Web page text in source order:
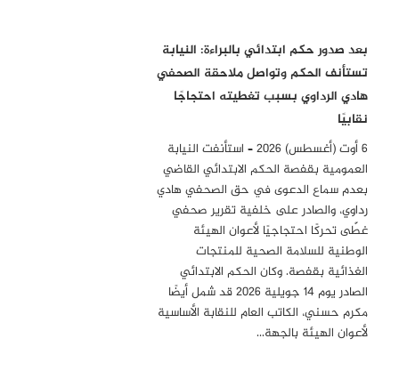
بعد صدور حكم ابتدائي بالبراءة: النيابة
تستأنف الحكم وتواصل ملاحقة الصحفي
هادي الرداوي بسبب تغطيته احتجاجًا
نقابيًا
6 أوت (أغسطس) 2026 – استأنفت النيابة
العمومية بقفصة الحكم الابتدائي القاضي
بعدم سماع الدعوى في حق الصحفي هادي
رداوي، والصادر على خلفية تقرير صحفي
غطّى تحركًا احتجاجيًا لأعوان الهيئة
الوطنية للسلامة الصحية للمنتجات
الغذائية بقفصة. وكان الحكم الابتدائي
الصادر يوم 14 جويلية 2026 قد شمل أيضًا
مكرم حسني، الكاتب العام للنقابة الأساسية
لأعوان الهيئة بالجهة…